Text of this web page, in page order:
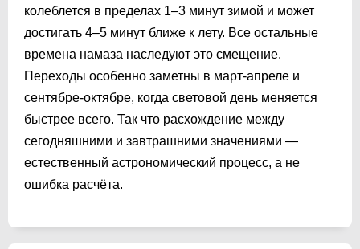
колеблется в пределах 1–3 минут зимой и может
достигать 4–5 минут ближе к лету. Все остальные
времена намаза наследуют это смещение.
Переходы особенно заметны в март-апреле и
сентябре-октябре, когда световой день меняется
быстрее всего. Так что расхождение между
сегодняшними и завтрашними значениями —
естественный астрономический процесс, а не
ошибка расчёта.